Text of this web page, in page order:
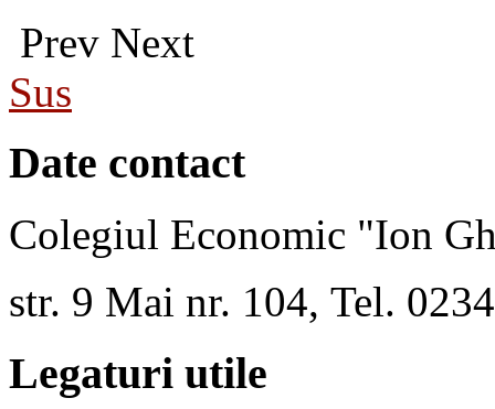
Prev Next
Sus
Date contact
Colegiul Economic "Ion
str. 9 Mai nr. 104, Tel.
Legaturi utile